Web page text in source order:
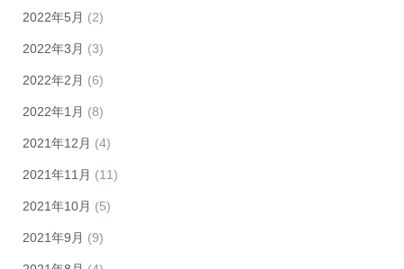
2022年5月 (2)
2022年3月 (3)
2022年2月 (6)
2022年1月 (8)
2021年12月 (4)
2021年11月 (11)
2021年10月 (5)
2021年9月 (9)